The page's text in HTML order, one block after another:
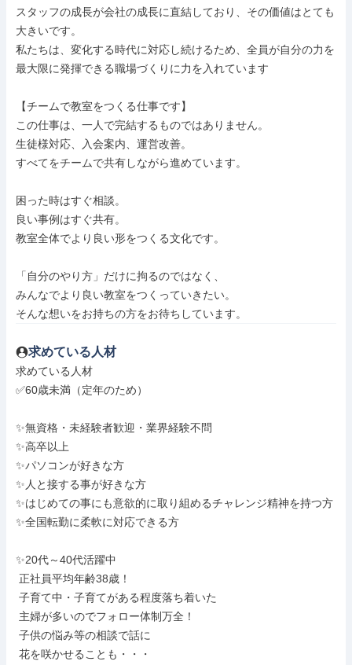
スタッフの成長が会社の成長に直結しており、その価値はとても
大きいです。
私たちは、変化する時代に対応し続けるため、全員が自分の力を
最大限に発揮できる職場づくりに力を入れています
【チームで教室をつくる仕事です】
この仕事は、一人で完結するものではありません。
生徒様対応、入会案内、運営改善。
すべてをチームで共有しながら進めています。
困った時はすぐ相談。
良い事例はすぐ共有。
教室全体でより良い形をつくる文化です。
「自分のやり方」だけに拘るのではなく、
みんなでより良い教室をつくっていきたい。
そんな想いをお持ちの方をお待ちしています。
求めている人材
求めている人材
✅60歳未満（定年のため）
✨無資格・未経験者歓迎・業界経験不問
✨高卒以上
✨パソコンが好きな方
✨人と接する事が好きな方
✨はじめての事にも意欲的に取り組めるチャレンジ精神を持つ方
✨全国転勤に柔軟に対応できる方
✨20代～40代活躍中